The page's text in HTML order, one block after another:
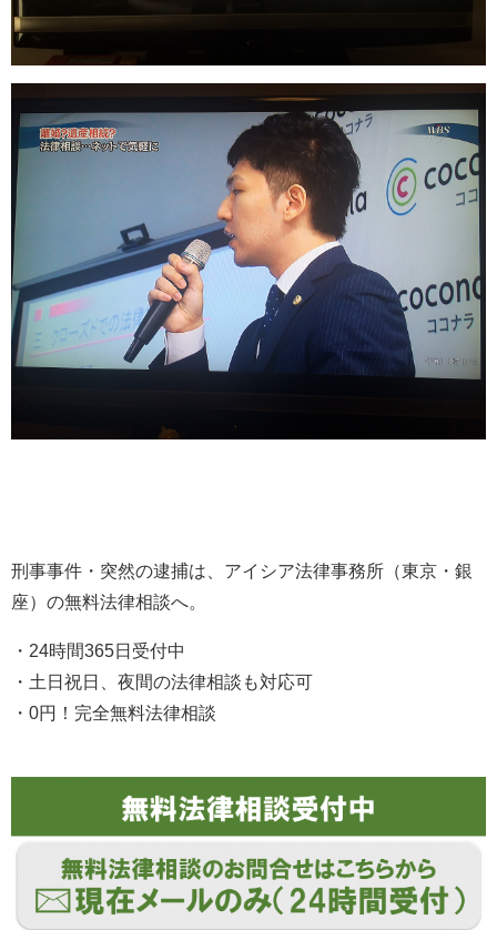
刑事事件・突然の逮捕は、アイシア法律事務所（東京・銀
座）の無料法律相談へ。
・24時間365日受付中
・土日祝日、夜間の法律相談も対応可
・0円！完全無料法律相談